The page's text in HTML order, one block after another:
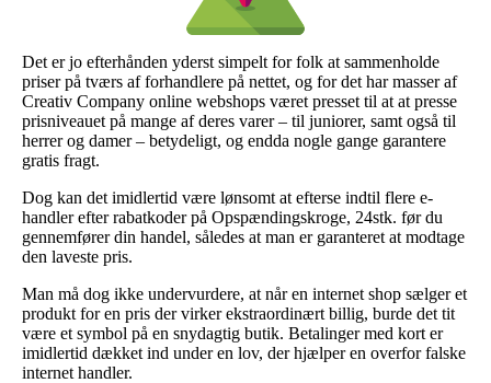
Det er jo efterhånden yderst simpelt for folk at sammenholde
priser på tværs af forhandlere på nettet, og for det har masser af
Creativ Company online webshops været presset til at at presse
prisniveauet på mange af deres varer – til juniorer, samt også til
herrer og damer – betydeligt, og endda nogle gange garantere
gratis fragt.
Dog kan det imidlertid være lønsomt at efterse indtil flere e-
handler efter rabatkoder på Opspændingskroge, 24stk. før du
gennemfører din handel, således at man er garanteret at modtage
den laveste pris.
Man må dog ikke undervurdere, at når en internet shop sælger et
produkt for en pris der virker ekstraordinært billig, burde det tit
være et symbol på en snydagtig butik. Betalinger med kort er
imidlertid dækket ind under en lov, der hjælper en overfor falske
internet handler.